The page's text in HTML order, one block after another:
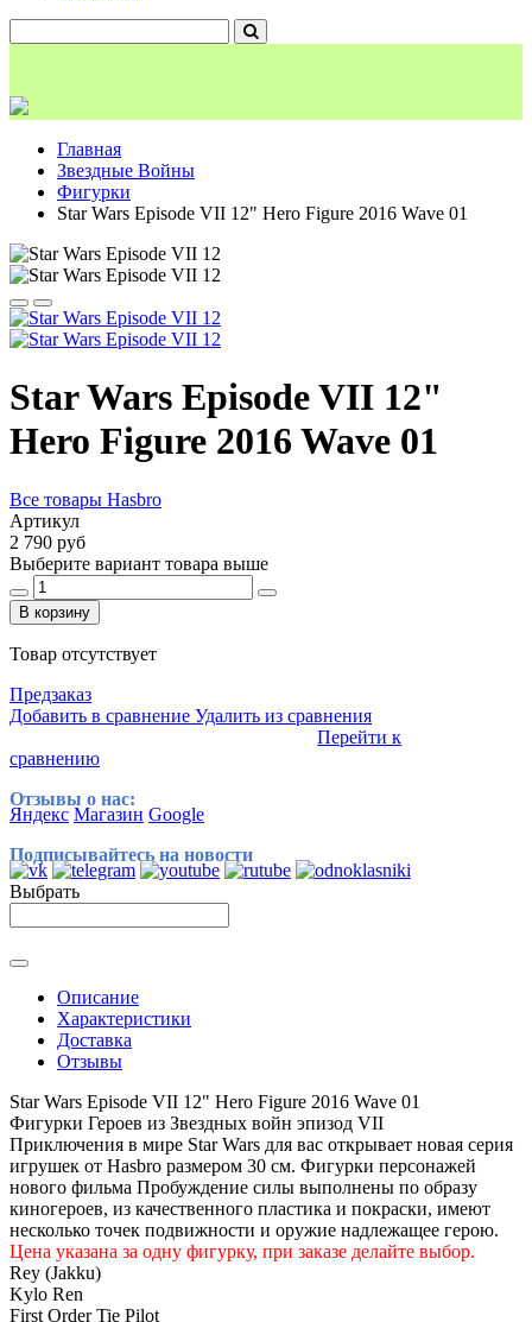
Главная
Звездные Войны
Фигурки
Star Wars Episode VII 12" Hero Figure 2016 Wave 01
Star Wars Episode VII 12"
Hero Figure 2016 Wave 01
Все товары Hasbro
Артикул
2 790 руб
Выберите вариант товара выше
В корзину
Товар отсутствует
Предзаказ
Добавить в сравнение Удалить из сравнения
Перейти к
сравнению
Отзывы о нас:
Яндекс Магазин Google
Подписывайтесь на новости
Выбрать
Описание
Характеристики
Доставка
Отзывы
Star Wars Episode VII 12" Hero Figure 2016 Wave 01
Фигурки Героев из Звездных войн эпизод VII
Приключения в мире Star Wars для вас открывает новая серия
игрушек от Hasbro размером 30 см. Фигурки персонажей
нового фильма Пробуждение силы выполнены по образу
киногероев, из качественного пластика и покраски, имеют
несколько точек подвижности и оружие надлежащее герою.
Цена указана за одну фигурку, при заказе делайте выбор.
Rey (Jakku)
Kylo Ren
First Order Tie Pilot